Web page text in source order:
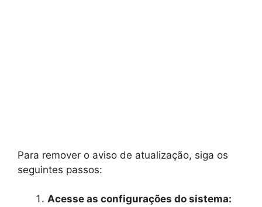
Para remover o aviso de atualização, siga os
seguintes passos:
Acesse as configurações do sistema: